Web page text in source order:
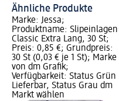
Ähnliche Produkte
Marke: Jessa;
Produktname: Slipeinlagen
Classic Extra Lang, 30 St;
Preis: 0,85 €; Grundpreis:
30 St (0,03 € je 1 St); Marke
von dm Grafik;
Verfügbarkeit: Status Grün
Lieferbar, Status Grau dm
Markt wählen